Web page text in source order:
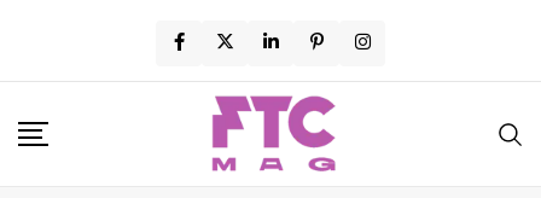
content